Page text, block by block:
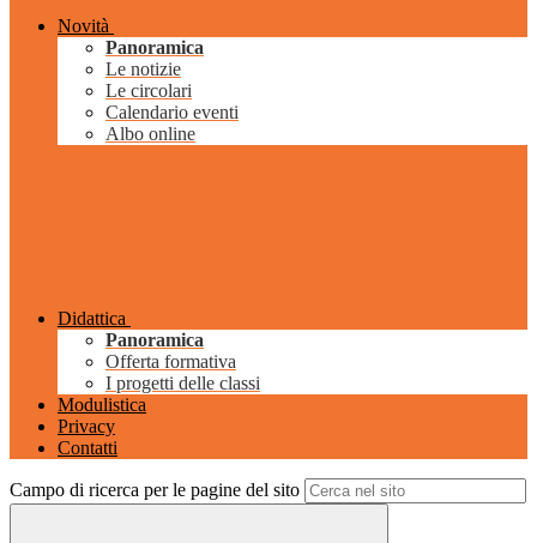
Novità
Panoramica
Le notizie
Le circolari
Calendario eventi
Albo online
Didattica
Panoramica
Offerta formativa
I progetti delle classi
Modulistica
Privacy
Contatti
Campo di ricerca per le pagine del sito